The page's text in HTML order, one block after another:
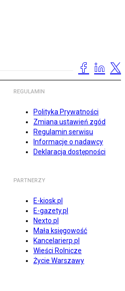
REGULAMIN
Polityka Prywatności
Zmiana ustawień zgód
Regulamin serwisu
Informacje o nadawcy
Deklaracja dostępności
PARTNERZY
E-kiosk.pl
E-gazety.pl
Nexto.pl
Mała księgowość
Kancelarierp.pl
Wieści Rolnicze
Życie Warszawy